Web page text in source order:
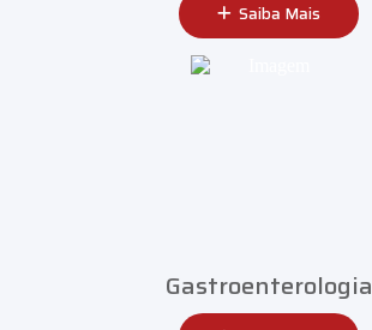
Saiba Mais
Gastroenterologia